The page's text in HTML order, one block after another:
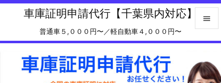
車庫証明申請代行【千葉県内対応】
普通車５,０００円〜／軽自動車４,０００円〜



サイド